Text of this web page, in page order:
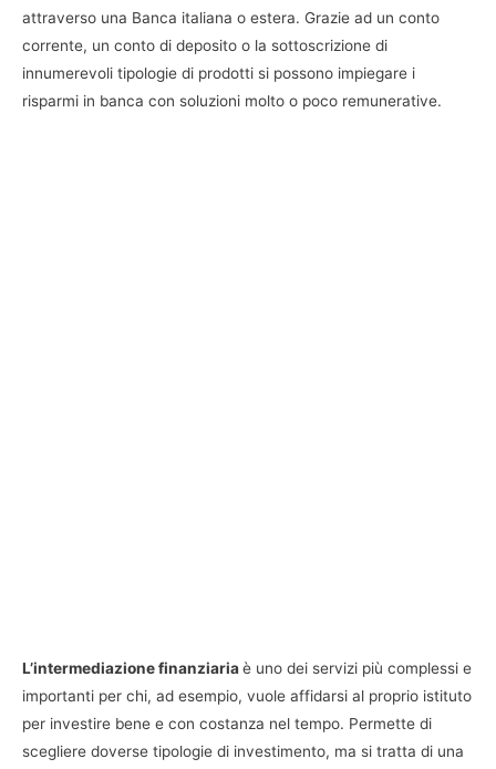
attraverso una Banca italiana o estera. Grazie ad un conto
corrente, un conto di deposito o la sottoscrizione di
innumerevoli tipologie di prodotti si possono impiegare i
risparmi in banca con soluzioni molto o poco remunerative.
L’intermediazione finanziariaè uno dei servizi più complessi e
importanti per chi, ad esempio, vuole affidarsi al proprio istituto
per investire bene e con costanza nel tempo. Permette di
scegliere doverse tipologie di investimento, ma si tratta di una